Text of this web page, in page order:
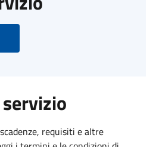
requisiti e altre